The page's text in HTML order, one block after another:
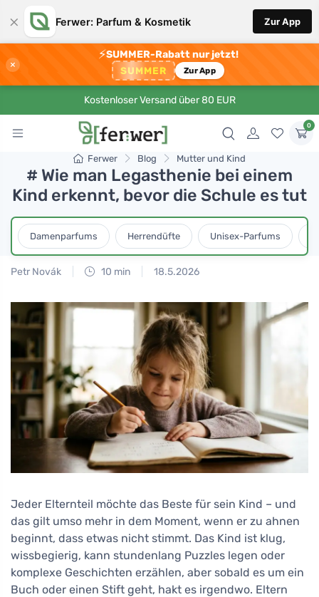
× Ferwer: Parfum & Kosmetik Zur App
×
⚡SUMMER-Rabatt nur jetzt!
SUMMER Zur App
Kostenloser Versand über 80 EUR
0
Ferwer Blog Mutter und Kind
# Wie man Legasthenie bei einem
Kind erkennt, bevor die Schule es tut
Damenparfums Herrendüfte Unisex-Parfums
Petr Novák 10 min 18.5.2026
Jeder Elternteil möchte das Beste für sein Kind – und
das gilt umso mehr in dem Moment, wenn er zu ahnen
beginnt, dass etwas nicht stimmt. Das Kind ist klug,
wissbegierig, kann stundenlang Puzzles legen oder
komplexe Geschichten erzählen, aber sobald es um ein
Buch oder einen Stift geht, hakt es irgendwo. Eltern